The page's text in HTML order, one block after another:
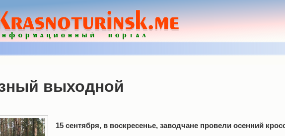
выходной
15 сентября, в воскресенье, заводчане провели осенний